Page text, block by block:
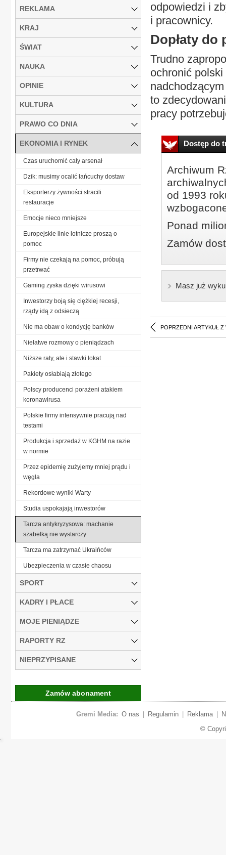
odpowiedzi i
i pracownicy.
Dopłaty do
Trudno
ochronić
to
pracy
Dostęp do
Archiwum
od 1993
Ponad
Zamów
Masz już
POPRZEDNI ARTYKUŁ Z
REKLAMA
KRAJ
ŚWIAT
NAUKA
OPINIE
KULTURA
PRAWO CO DNIA
EKONOMIA I RYNEK
Czas uruchomić cały arsenał
Dzik: musimy ocalić łańcuchy dostaw
Eksporterzy żywności stracili
restauracje
Emocje nieco mniejsze
Europejskie linie lotnicze proszą o
pomoc
Firmy nie czekają na pomoc, próbują
przetrwać
Gaming zyska dzięki wirusowi
Inwestorzy boją się ciężkiej recesji,
rządy idą z odsieczą
Nie ma obaw o kondycję banków
Niełatwe rozmowy o pieniądzach
Niższe raty, ale i stawki lokat
Pakiety osłabiają złotego
Polscy producenci porażeni atakiem
koronawirusa
Polskie firmy intensywnie pracują nad
testami
Produkcja i sprzedaż w KGHM na razie
w normie
Przez epidemię zużyjemy mniej prądu i
węgla
Rekordowe wyniki Warty
Studia uspokajają inwestorów
Tarcza antykryzysowa: machanie
szabelką nie wystarczy
Tarcza ma zatrzymać Ukraińców
Ubezpieczenia w czasie chaosu
SPORT
KADRY I PŁACE
MOJE PIENIĄDZE
RAPORTY RZ
NIEPRZYPISANE
Zamów abonament
Gremi Media: O nas Regulamin Reklama
©